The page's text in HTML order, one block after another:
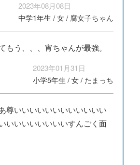
2023年08月08日
中学1年生 /女/ 腐女子ちゃん
う、、、宵ちゃんが最強。
2023年01月31日
小学5年生 /女/ たまっち
尊いいいいいいいいいいいい
いいいいいいいいすんごく面